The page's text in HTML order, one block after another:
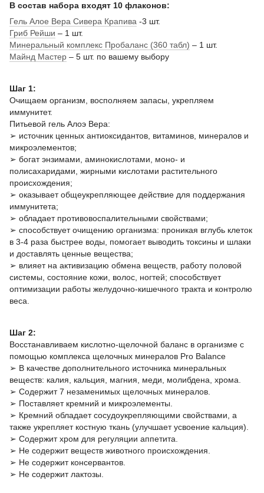
В состав набора входят 10 флаконов:
Гель Алое Вера Сивера Крапива -3 шт.
Гриб Рейши – 1 шт.
Минеральный комплекс Пробаланс (360 табл) – 1 шт.
Майнд Мастер – 5 шт. по вашему выбору
Шаг 1:
Очищаем организм, восполняем запасы, укрепляем
иммунитет.
Питьевой гель Алоэ Вера:
➢ источник ценных антиоксидантов, витаминов, минералов и
микроэлементов;
➢ богат энзимами, аминокислотами, моно- и
полисахаридами, жирными кислотами растительного
происхождения;
➢ оказывает общеукрепляющее действие для поддержания
иммунитета;
➢ обладает противовоспалительными свойствами;
➢ способствует очищению организма: проникая вглубь клеток
в 3-4 раза быстрее воды, помогает выводить токсины и шлаки
и доставлять ценные вещества;
➢ влияет на активизацию обмена веществ, работу половой
системы, состояние кожи, волос, ногтей; способствует
оптимизации работы желудочно-кишечного тракта и контролю
веса.
Шаг 2:
Восстанавливаем кислотно-щелочной баланс в организме с
помощью комплекса щелочных минералов Pro Balance
➢ В качестве дополнительного источника минеральных
веществ: калия, кальция, магния, меди, молибдена, хрома.
➢ Содержит 7 незаменимых щелочных минералов.
➢ Поставляет кремний и микроэлементы.
➢ Кремний обладает сосудоукрепляющими свойствами, а
также укрепляет костную ткань (улучшает усвоение кальция).
➢ Содержит хром для регуляции аппетита.
➢ Не содержит веществ животного происхождения.
➢ Не содержит консервантов.
➢ Не содержит лактозы.